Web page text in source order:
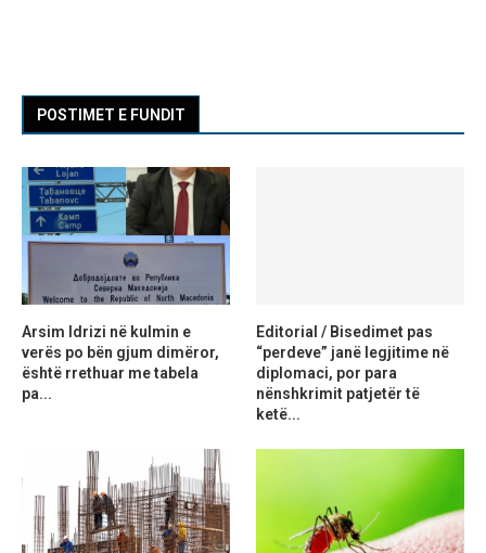
POSTIMET E FUNDIT
Arsim Idrizi në kulmin e
verës po bën gjum dimëror,
është rrethuar me tabela
pa...
Editorial / Bisedimet pas
“perdeve” janë legjitime në
diplomaci, por para
nënshkrimit patjetër të
ketë...